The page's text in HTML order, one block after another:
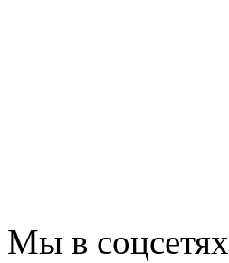
Мы в соцсетях